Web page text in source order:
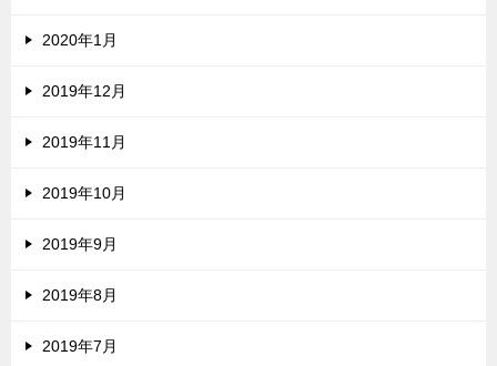
2020年1月
2019年12月
2019年11月
2019年10月
2019年9月
2019年8月
2019年7月